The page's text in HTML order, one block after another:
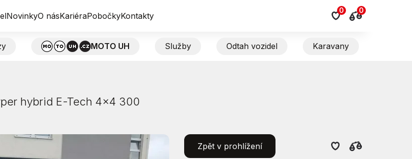
NovinkyO násKariéraPobočkyKontakty
0 0
MOTO UH Služby Odtah vozidel Karavany
hybrid E-Tech 4x4 300
Zpět v prohlížení